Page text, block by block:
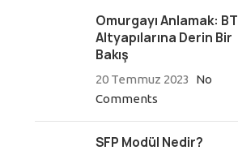
Omurgayı Anlamak: BT
Altyapılarına Derin Bir
Bakış
20 Temmuz 2023
No
Comments
SFP Modül Nedir?